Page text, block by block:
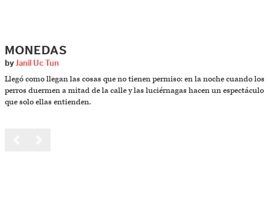
MONEDAS
by Janil Uc Tun
Llegó como llegan las cosas que no tienen permiso: en la noche cuando los
perros duermen a mitad de la calle y las luciérnagas hacen un espectáculo
que solo ellas entienden.